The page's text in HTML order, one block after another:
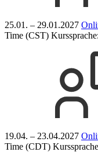
25.01. – 29.01.2027
Time (CST) Kurssprache:
19.04. – 23.04.2027
Time (CDT)